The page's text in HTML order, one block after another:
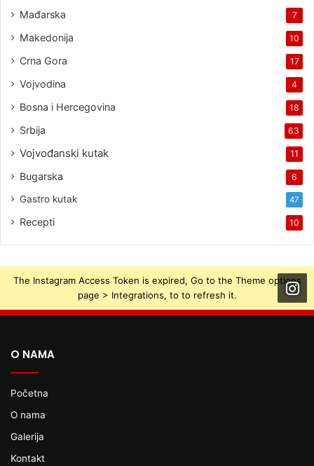
Mađarska 7
Makedonija 10
Crna Gora 17
Vojvodina 4
Bosna i Hercegovina 18
Srbija 63
Vojvođanski kutak 11
Bugarska 6
Gastro kutak 47
Recepti 10
The Instagram Access Token is expired, Go to the Theme options
page > Integrations, to to refresh it.
O NAMA
Početna
O nama
Galerija
Kontakt